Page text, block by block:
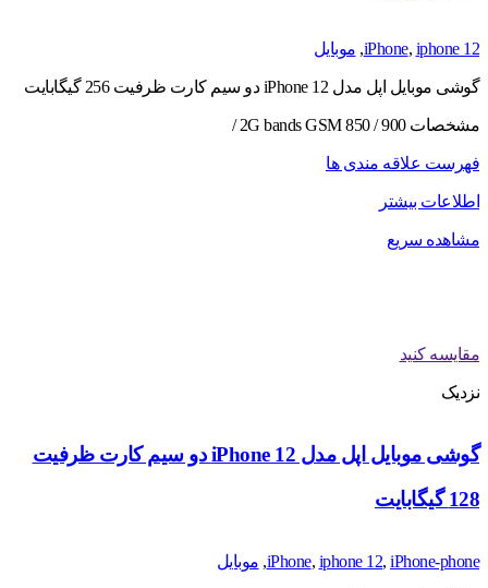
iPhone, iphone 12
, موبایل
گوشی موبایل اپل مدل iPhone 12 دو سیم‌ کارت ظرفیت 256 گیگابایت
مشخصات 2G bands GSM 850 / 900 /
فهرست علاقه مندی ها
اطلاعات بیشتر
مشاهده سریع
مقایسه کنید
نزدیک
گوشی موبایل اپل مدل iPhone 12 دو سیم‌ کارت ظرفیت
128 گیگابایت
iPhone, iphone 12, iPhone-phone
, موبایل